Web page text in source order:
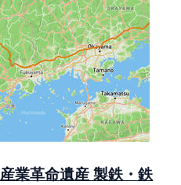
業革命遺産 製鉄・鉄